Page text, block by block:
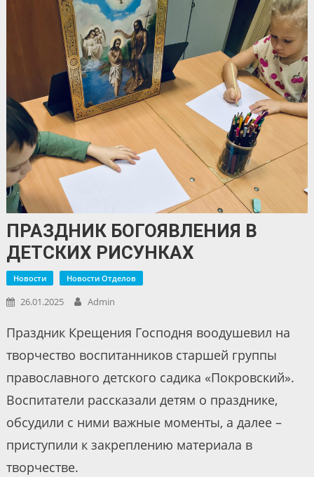
ПРАЗДНИК БОГОЯВЛЕНИЯ В
ДЕТСКИХ РИСУНКАХ
Новости Новости Отделов
26.01.2025 Admin
Праздник Крещения Господня воодушевил на
творчество воспитанников старшей группы
православного детского садика «Покровский».
Воспитатели рассказали детям о празднике,
обсудили с ними важные моменты, а далее –
приступили к закреплению материала в
творчестве.